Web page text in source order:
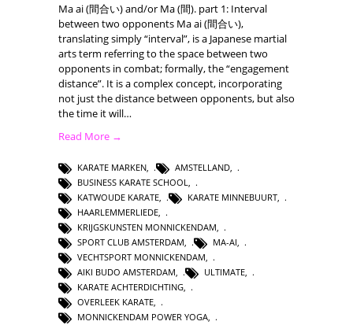
Ma ai (間合い) and/or Ma (間). part 1: Interval
between two opponents Ma ai (間合い),
translating simply “interval”, is a Japanese martial
arts term referring to the space between two
opponents in combat; formally, the “engagement
distance”. It is a complex concept, incorporating
not just the distance between opponents, but also
the time it will…
Read More →
KARATE MARKEN AMSTELLAND
BUSINESS KARATE SCHOOL
KATWOUDE KARATE
KARATE MINNEBUURT
HAARLEMMERLIEDE
KRIJGSKUNSTEN MONNICKENDAM
SPORT CLUB AMSTERDAM
MA-AI
VECHTSPORT MONNICKENDAM
AIKI BUDO AMSTERDAM, ULTIMATE,
KARATE ACHTERDICHTING,
OVERLEEK KARATE,
MONNICKENDAM POWER YOGA,